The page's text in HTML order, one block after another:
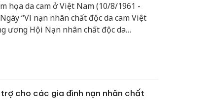
họa da cam ở Việt Nam (10/8/1961 -
“Vì nạn nhân chất độc da cam Việt
ương Hội Nạn nhân chất độc da
cho các gia đình nạn nhân chất